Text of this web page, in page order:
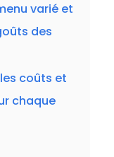
varié et
des
coûts et
chaque